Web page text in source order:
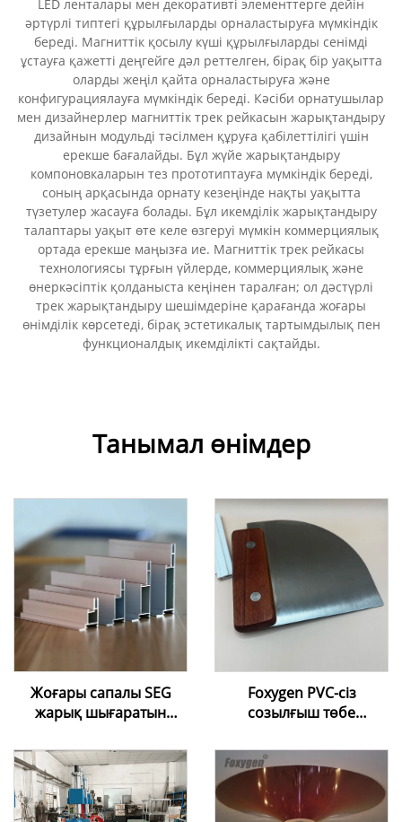
LED ленталары мен декоративті элементтерге дейін
әртүрлі типтегі құрылғыларды орналастыруға мүмкіндік
береді. Магниттік қосылу күші құрылғыларды сенімді
ұстауға қажетті деңгейге дәл реттелген, бірақ бір уақытта
оларды жеңіл қайта орналастыруға және
конфигурациялауға мүмкіндік береді. Кәсіби орнатушылар
мен дизайнерлер магниттік трек рейкасын жарықтандыру
дизайнын модульді тәсілмен құруға қабілеттілігі үшін
ерекше бағалайды. Бұл жүйе жарықтандыру
компоновкаларын тез прототиптауға мүмкіндік береді,
соның арқасында орнату кезеңінде нақты уақытта
түзетулер жасауға болады. Бұл икемділік жарықтандыру
талаптары уақыт өте келе өзгеруі мүмкін коммерциялық
ортада ерекше маңызға ие. Магниттік трек рейкасы
технологиясы тұрғын үйлерде, коммерциялық және
өнеркәсіптік қолданыста кеңінен таралған; ол дәстүрлі
трек жарықтандыру шешімдеріне қарағанда жоғары
өнімділік көрсетеді, бірақ эстетикалық тартымдылық пен
функционалдық икемділікті сақтайды.
Танымал өнімдер
Жоғары сапалы SEG
жарық шығаратын
профилі | Шеңберсіз
силиконды шетті
графикалық көрсету
рамкасы
Foxygen PVC-сіз
созылғыш төбе
орнату
ыңғайландырғыштары,
шпатель, орнату
құралдары, шпатель